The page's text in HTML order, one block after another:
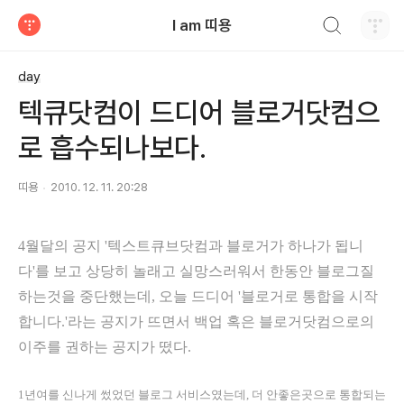
I am 띠용
day
텍큐닷컴이 드디어 블로거닷컴으
로 흡수되나보다.
띠용 2010. 12. 11. 20:28
4월달의 공지 '텍스트큐브닷컴과 블로거가 하나가 됩니
다'를 보고 상당히 놀래고 실망스러워서 한동안 블로그질
하는것을 중단했는데, 오늘 드디어 '블로거로 통합을 시작
합니다.'라는 공지가 뜨면서 백업 혹은 블로거닷컴으로의
이주를 권하는 공지가 떴다.
1년여를 신나게 썼었던 블로그 서비스였는데, 더 안좋은곳으로 통합되는